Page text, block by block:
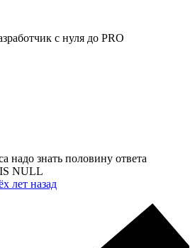
с нуля до PRO
надо знать половину ответа
NULL
лет назад